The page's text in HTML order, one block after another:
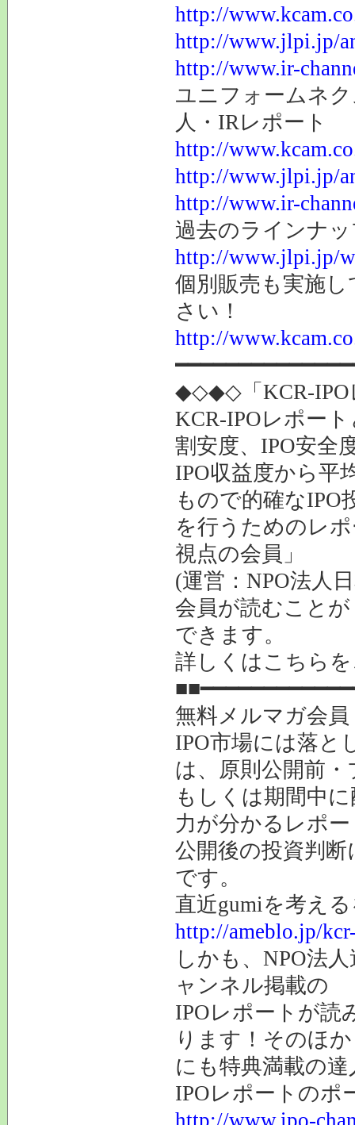
http://
http://www.jlpi.jp/
http://www.ir-
ユニフォームネ
人・IRレポート
http://
http://www.jlpi.jp/
http://www.ir-
過去のラインナ
http://www.jlpi.jp/
個別販売も実施
さい！
http://
◆◇◆◇「KCR-IPO
KCR-IPOレポー
割安度、IPO安全
IPO収益度から平
もので的確なIPO
を行うためのレ
視点の会員」
(運営：NPO法人
会員が読むことが
できます。
詳しくはこち
無料メルマガ会
IPO市場には落と
は、原則公開前
もしくは期間中
力が分かるレポ
公開後の投資判
です。
直近gumiを考え
http://ameblo.jp/
しかも、NPO法
ャンネル掲載の
IPOレポートが読
ります！そのほか
にも特典満載の
IPOレポートの
http://www.ipo-